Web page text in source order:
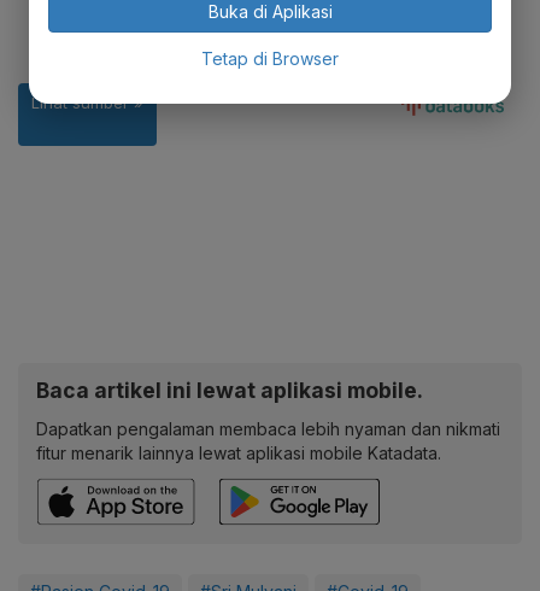
Baca artikel ini lewat aplikasi mobile.
Dapatkan pengalaman membaca lebih nyaman dan nikmati
fitur menarik lainnya lewat aplikasi mobile Katadata.
Buka di Aplikasi
Tetap di Browser